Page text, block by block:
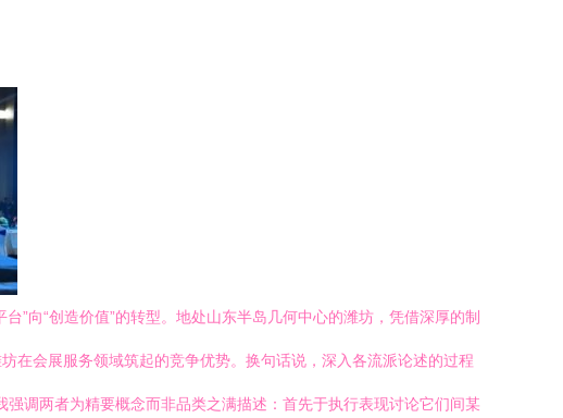
”向“创造价值”的转型。地处山东半岛几何中心的潍坊，凭借深厚的制
在会展服务领域筑起的竞争优势。换句话说，深入各流派论述的过程
强调两者为精要概念而非品类之满描述：首先于执行表现讨论它们间某